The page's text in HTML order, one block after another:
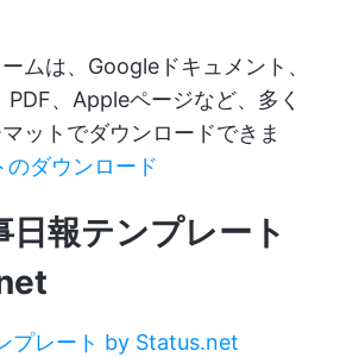
ムは、Googleドキュメント、
、Appleページなど、多く
ットでダウンロードできま
のダウンロード
報テンプレート
プレート by Status.net